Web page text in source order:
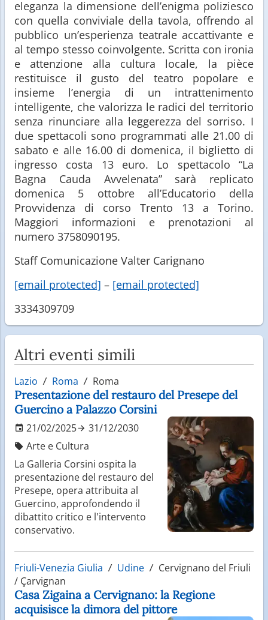
eleganza la dimensione dell’enigma poliziesco
con quella conviviale della tavola, offrendo al
pubblico un’esperienza teatrale accattivante e
al tempo stesso coinvolgente. Scritta con ironia
e attenzione alla cultura locale, la pièce
restituisce il gusto del teatro popolare e
insieme l’energia di un intrattenimento
intelligente, che valorizza le radici del territorio
senza rinunciare alla leggerezza del sorriso. I
due spettacoli sono programmati alle 21.00 di
sabato e alle 16.00 di domenica, il biglietto di
ingresso costa 13 euro. Lo spettacolo “La
Bagna Cauda Avvelenata” sarà replicato
domenica 5 ottobre all’Educatorio della
Provvidenza di corso Trento 13 a Torino.
Maggiori informazioni e prenotazioni al
numero 3758090195.
Staff Comunicazione Valter Carignano
[email protected] – [email protected]
3334309709
Altri eventi simili
Lazio Roma Roma
Presentazione del restauro del Presepe del
Guercino a Palazzo Corsini
21/02/2025
31/12/2030
Arte e Cultura
La Galleria Corsini ospita la
presentazione del restauro del
Presepe, opera attribuita al
Guercino, approfondendo il
dibattito critico e l'intervento
conservativo.
Friuli-Venezia Giulia Udine
Cervignano del Friuli
/ Çarvignan
Casa Zigaina a Cervignano: la Regione
acquisisce la dimora del pittore